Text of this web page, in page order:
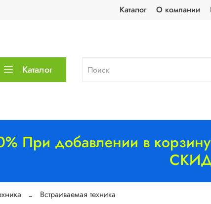
Каталог О компании
Каталог
При добавлении в корзину
Встраиваемая техника